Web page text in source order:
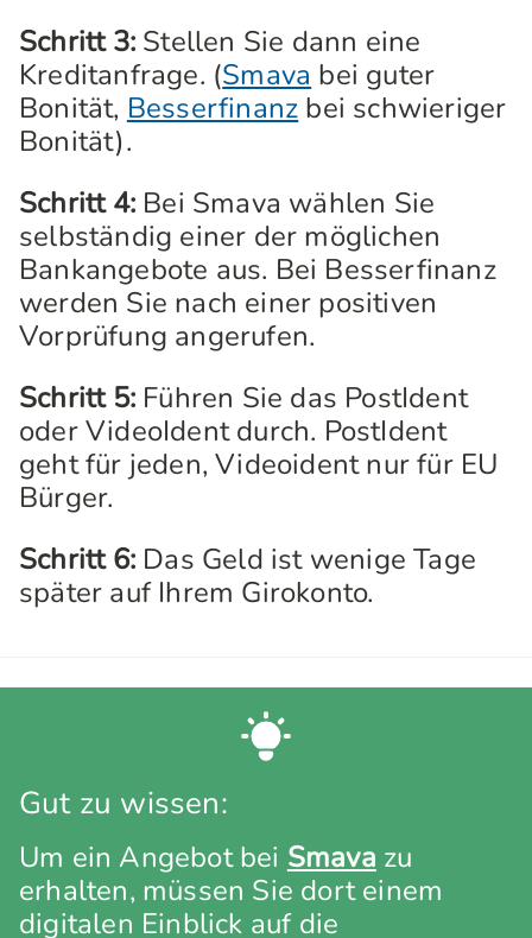
Schritt 3: Stellen Sie dann eine
Kreditanfrage. (Smava bei guter
Bonität, Besserfinanz bei schwieriger
Bonität).
Schritt 4: Bei Smava wählen Sie
selbständig einer der möglichen
Bankangebote aus. Bei Besserfinanz
werden Sie nach einer positiven
Vorprüfung angerufen.
Schritt 5: Führen Sie das PostIdent
oder VideoIdent durch. PostIdent
geht für jeden, Videoident nur für EU
Bürger.
Schritt 6: Das Geld ist wenige Tage
später auf Ihrem Girokonto.
Gut zu wissen:
Um ein Angebot bei Smava zu
erhalten, müssen Sie dort einem
digitalen Einblick auf die